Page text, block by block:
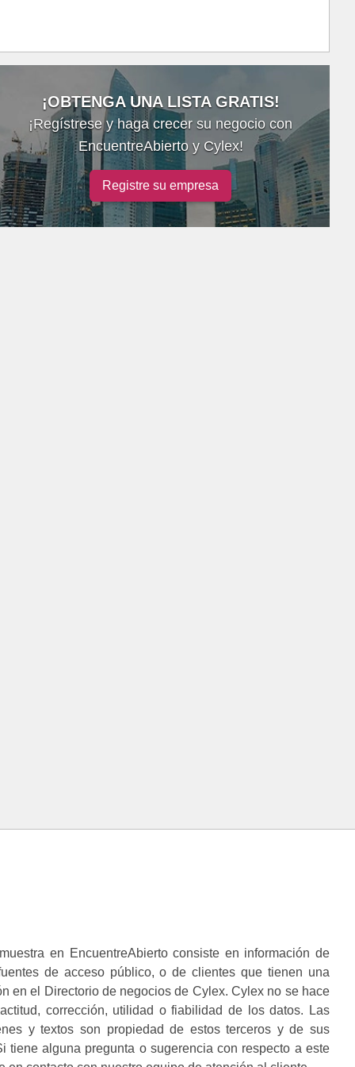
¡OBTENGA UNA LISTA GRATIS!
¡Regístrese y haga crecer su negocio con
EncuentreAbierto y Cylex!
Registre su empresa
en EncuentreAbierto consiste en información de
de acceso público, o de clientes que tienen una
en el Directorio de negocios de Cylex. Cylex no se hace
corrección, utilidad o fiabilidad de los datos. Las
y textos son propiedad de estos terceros y de sus
tiene alguna pregunta o sugerencia con respecto a este